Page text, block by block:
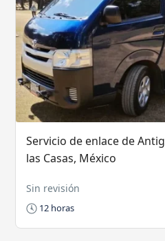
Servicio de enlace de
las Casas, México
Sin revisión
12 horas